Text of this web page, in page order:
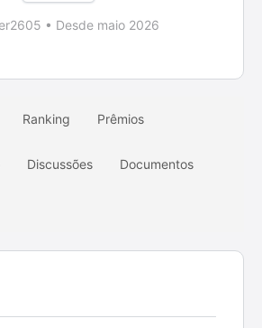
• Desde maio 2026
Ranking Prêmios
Discussões Documentos